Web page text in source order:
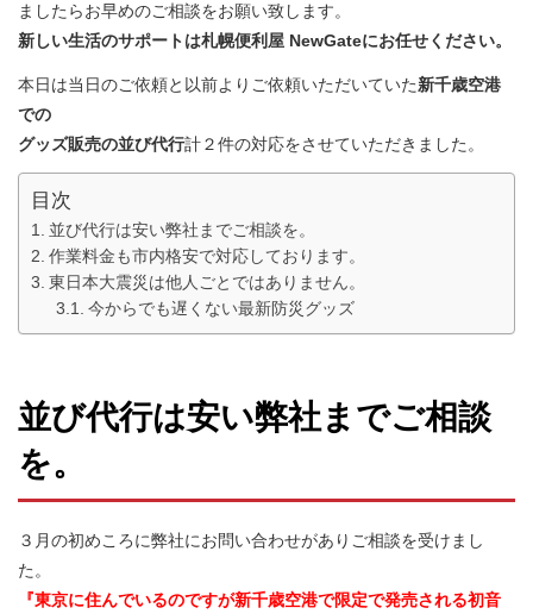
ましたらお早めのご相談をお願い致します。
新しい生活のサポートは札幌便利屋 NewGateにお任せください。
本日は当日のご依頼と以前よりご依頼いただいていた新千歳空港
での
グッズ販売の並び代行計２件の対応をさせていただきました。
目次
並び代行は安い弊社までご相談を。
作業料金も市内格安で対応しております。
東日本大震災は他人ごとではありません。
今からでも遅くない最新防災グッズ
並び代行は安い弊社までご相談
を。
３月の初めころに弊社にお問い合わせがありご相談を受けまし
た。
『東京に住んでいるのですが新千歳空港で限定で発売される初音